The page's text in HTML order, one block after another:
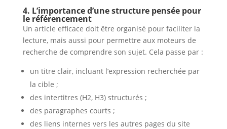
4. L’importance d’une structure pensée pour
le référencement
Un article efficace doit être organisé pour faciliter la
lecture, mais aussi pour permettre aux moteurs de
recherche de comprendre son sujet. Cela passe par :
un titre clair, incluant l’expression recherchée par
la cible ;
des intertitres (H2, H3) structurés ;
des paragraphes courts ;
des liens internes vers les autres pages du site